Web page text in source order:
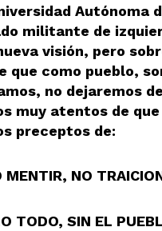
Autónoma
militante de
visión, pero
que como pueblo,
no dejaremos
muy atentos de
preceptos de:
MENTIR, NO
TODO, SIN EL